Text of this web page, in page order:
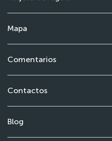
Mapa
Comentarios
Contactos
Blog